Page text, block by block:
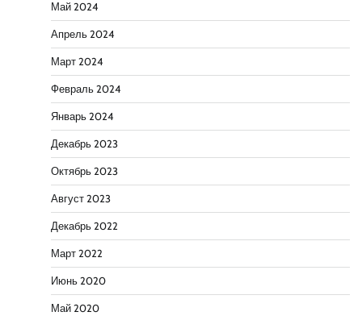
Май 2024
Апрель 2024
Март 2024
Февраль 2024
Январь 2024
Декабрь 2023
Октябрь 2023
Август 2023
Декабрь 2022
Март 2022
Июнь 2020
Май 2020